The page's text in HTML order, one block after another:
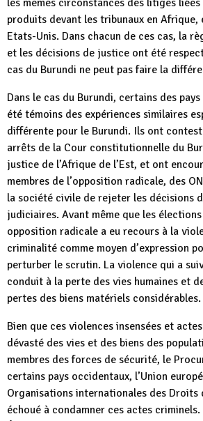
les mêmes circonstances des litiges
produits devant les tribunaux en Afrique,
Etats-Unis. Dans chacun de ces cas, la
et les décisions de justice ont été
cas du Burundi ne peut pas faire la
Dans le cas du Burundi, certains des
été témoins des expériences similaires
différente pour le Burundi. Ils ont
arrêts de la Cour constitutionnelle du
justice de l’Afrique de l’Est, et ont
membres de l’opposition radicale, des
la société civile de rejeter les décisions
judiciaires. Avant même que les
opposition radicale a eu recours à la
criminalité comme moyen d’expression
perturber le scrutin. La violence qui a
conduit à la perte des vies humaines et
pertes des biens matériels considérables.
Bien que ces violences insensées et
dévasté des vies et des biens des
membres des forces de sécurité, le
certains pays occidentaux, l’Union
Organisations internationales des Droits
échoué à condamner ces actes criminels.